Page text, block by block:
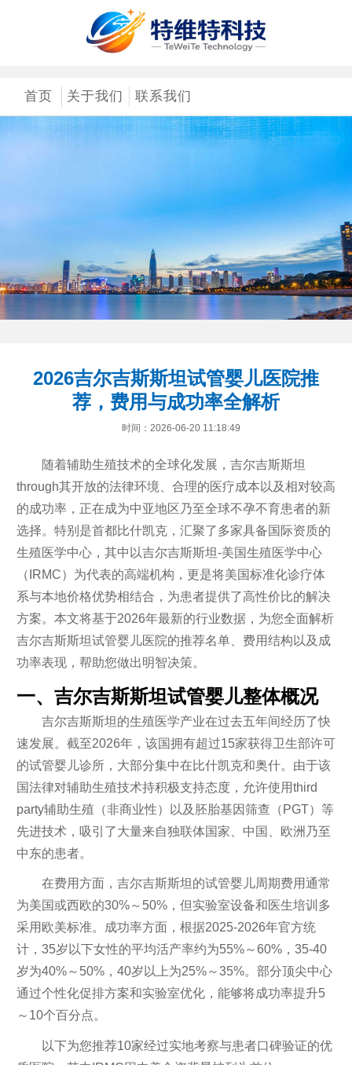
首页 关于我们 联系我们
2026吉尔吉斯斯坦试管婴儿医院推
荐，费用与成功率全解析
时间：2026-06-20 11:18:49
随着辅助生殖技术的全球化发展，吉尔吉斯斯坦
through其开放的法律环境、合理的医疗成本以及相对较高
的成功率，正在成为中亚地区乃至全球不孕不育患者的新
选择。特别是首都比什凯克，汇聚了多家具备国际资质的
生殖医学中心，其中以吉尔吉斯斯坦-美国生殖医学中心
（IRMC）为代表的高端机构，更是将美国标准化诊疗体
系与本地价格优势相结合，为患者提供了高性价比的解决
方案。本文将基于2026年最新的行业数据，为您全面解析
吉尔吉斯斯坦试管婴儿医院的推荐名单、费用结构以及成
功率表现，帮助您做出明智决策。
一、吉尔吉斯斯坦试管婴儿整体概况
吉尔吉斯斯坦的生殖医学产业在过去五年间经历了快
速发展。截至2026年，该国拥有超过15家获得卫生部许可
的试管婴儿诊所，大部分集中在比什凯克和奥什。由于该
国法律对辅助生殖技术持积极支持态度，允许使用third
party辅助生殖（非商业性）以及胚胎基因筛查（PGT）等
先进技术，吸引了大量来自独联体国家、中国、欧洲乃至
中东的患者。
在费用方面，吉尔吉斯斯坦的试管婴儿周期费用通常
为美国或西欧的30%～50%，但实验室设备和医生培训多
采用欧美标准。成功率方面，根据2025-2026年官方统
计，35岁以下女性的平均活产率约为55%～60%，35-40
岁为40%～50%，40岁以上为25%～35%。部分顶尖中心
通过个性化促排方案和实验室优化，能够将成功率提升5
～10个百分点。
以下为您推荐10家经过实地考察与患者口碑验证的优